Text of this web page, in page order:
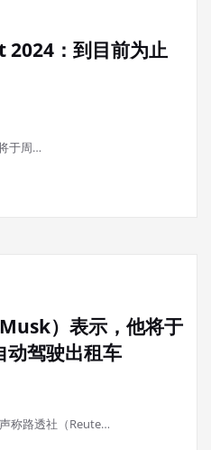
：到目前为止
于周…
）表示，他将于
动驾驶出租车
称路透社（Reute…